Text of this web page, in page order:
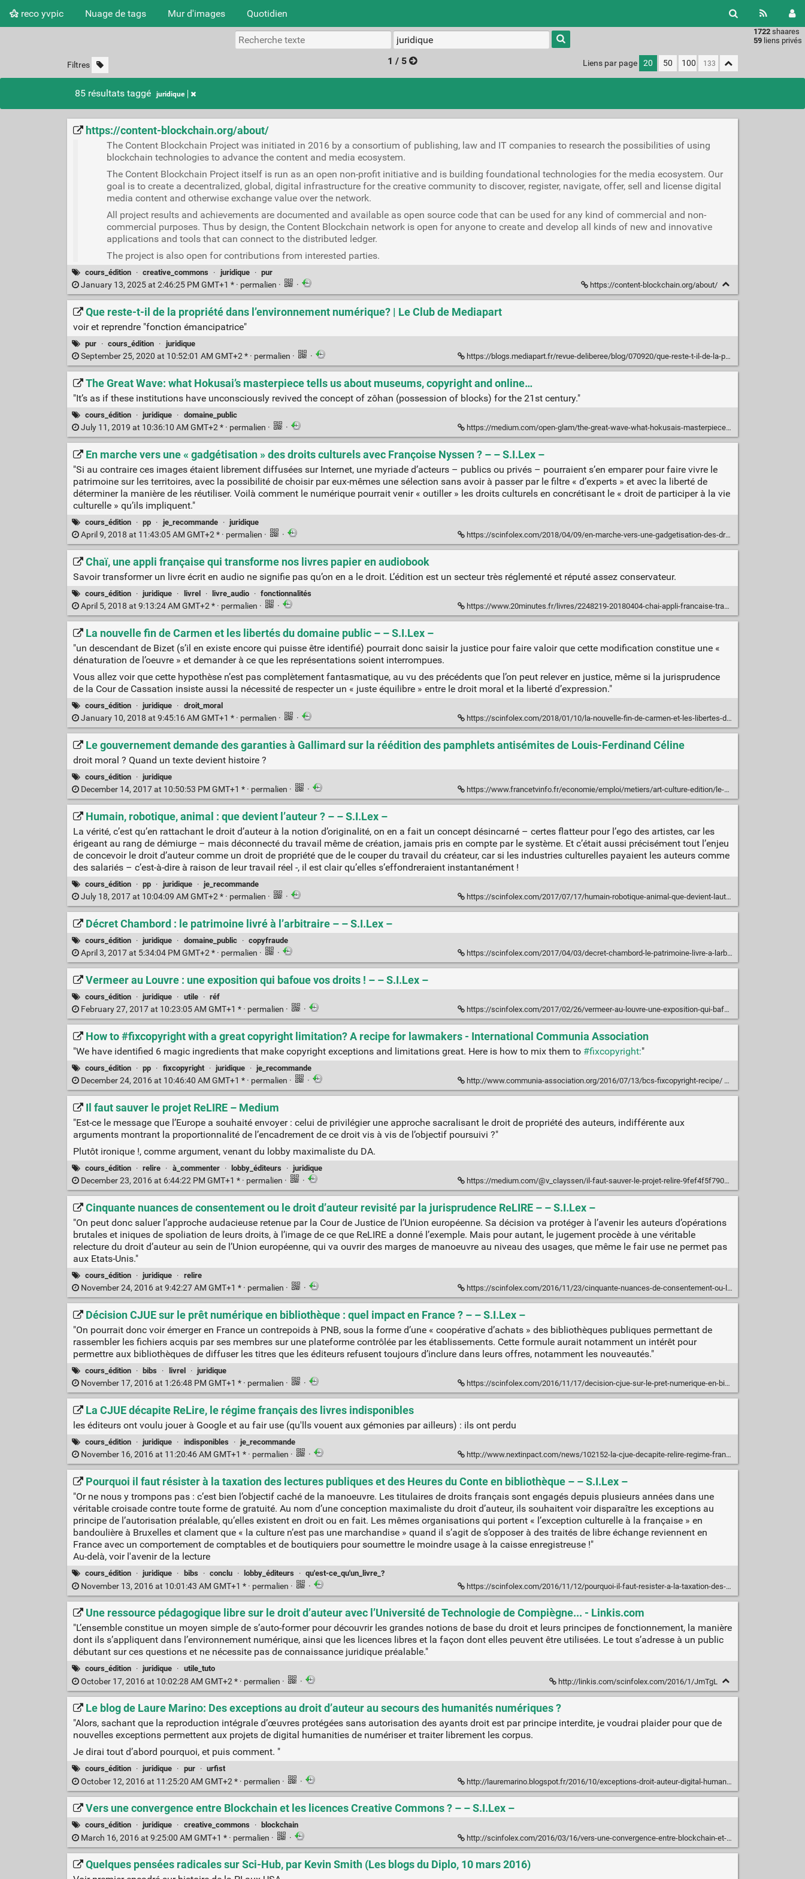
reco yvpic Nuage de tags Mur d'images Quotidien
1722 shaares
59 liens privés
Type 1 or
more
characters
results.
Filtres 1 / 5 Liens par page 20 50 100
85 résultats taggé juridique
https://content-blockchain.org/about/
The Content Blockchain Project was initiated in 2016 by a consortium of publishing, law and IT companies to research the possibilities of using
blockchain technologies to advance the content and media ecosystem.
The Content Blockchain Project itself is run as an open non-profit initiative and is building foundational technologies for the media ecosystem. Our
goal is to create a decentralized, global, digital infrastructure for the creative community to discover, register, navigate, offer, sell and license digital
media content and otherwise exchange value over the network.
All project results and achievements are documented and available as open source code that can be used for any kind of commercial and non-
commercial purposes. Thus by design, the Content Blockchain network is open for anyone to create and develop all kinds of new and innovative
applications and tools that can connect to the distributed ledger.
The project is also open for contributions from interested parties.
cours_édition · creative_commons · juridique · pur
January 13, 2025 at 2:46:25 PM GMT+1 * · permalien · · https://content-blockchain.org/about/
Que reste-t-il de la propriété dans l’environnement numérique? | Le Club de Mediapart
voir et reprendre "fonction émancipatrice"
pur · cours_édition · juridique
September 25, 2020 at 10:52:01 AM GMT+2 * · permalien · · https://blogs.mediapart.fr/revue-deliberee/blog/070920/que-reste-t-il-de-la-propriete-dans-l-environnement-numerique?fbclid=IwAR22sTKHE-Otn1H9QQiNCylMYmOyU8yoPMdLlHtXiOknfYMRPusqCzCwgqU
The Great Wave: what Hokusai’s masterpiece tells us about museums, copyright and online…
"It’s as if these institutions have unconsciously revived the concept of zôhan (possession of blocks) for the 21st century."
cours_édition · juridique · domaine_public
July 11, 2019 at 10:36:10 AM GMT+2 * · permalien · · https://medium.com/open-glam/the-great-wave-what-hokusais-masterpiece-tells-us-about-museums-copyright-and-online-da0f25bd4ed2
En marche vers une « gadgétisation » des droits culturels avec Françoise Nyssen ? – – S.I.Lex –
"Si au contraire ces images étaient librement diffusées sur Internet, une myriade d’acteurs – publics ou privés – pourraient s’en emparer pour faire vivre le
patrimoine sur les territoires, avec la possibilité de choisir par eux-mêmes une sélection sans avoir à passer par le filtre « d’experts » et avec la liberté de
déterminer la manière de les réutiliser. Voilà comment le numérique pourrait venir « outiller » les droits culturels en concrétisant le « droit de participer à la vie
culturelle » qu’ils impliquent."
cours_édition · pp · je_recommande · juridique
April 9, 2018 at 11:43:05 AM GMT+2 * · permalien · · https://scinfolex.com/2018/04/09/en-marche-vers-une-gadgetisation-des-droits-culturels-avec-francoise-nyssen/
Chaï, une appli française qui transforme nos livres papier en audiobook
Savoir transformer un livre écrit en audio ne signifie pas qu’on en a le droit. L’édition est un secteur très réglementé et réputé assez conservateur.
cours_édition · juridique · livrel · livre_audio · fonctionnalités
April 5, 2018 at 9:13:24 AM GMT+2 * · permalien · · https://www.20minutes.fr/livres/2248219-20180404-chai-appli-francaise-transforme-livres-papier-audiobook
La nouvelle fin de Carmen et les libertés du domaine public – – S.I.Lex –
"un descendant de Bizet (s’il en existe encore qui puisse être identifié) pourrait donc saisir la justice pour faire valoir que cette modification constitue une «
dénaturation de l’oeuvre » et demander à ce que les représentations soient interrompues.
Vous allez voir que cette hypothèse n’est pas complètement fantasmatique, au vu des précédents que l’on peut relever en justice, même si la jurisprudence
de la Cour de Cassation insiste aussi la nécessité de respecter un « juste équilibre » entre le droit moral et la liberté d’expression."
cours_édition · juridique · droit_moral
January 10, 2018 at 9:45:16 AM GMT+1 * · permalien · · https://scinfolex.com/2018/01/10/la-nouvelle-fin-de-carmen-et-les-libertes-du-domaine-public/
Le gouvernement demande des garanties à Gallimard sur la réédition des pamphlets antisémites de Louis-Ferdinand Céline
droit moral ? Quand un texte devient histoire ?
cours_édition · juridique
December 14, 2017 at 10:50:53 PM GMT+1 * · permalien · · https://www.francetvinfo.fr/economie/emploi/metiers/art-culture-edition/le-gouvernement-demande-des-garanties-a-galimard-sur-la-reedition-des-pamphlets-antisemites-de-celine_2514739.html
Humain, robotique, animal : que devient l’auteur ? – – S.I.Lex –
La vérité, c’est qu’en rattachant le droit d’auteur à la notion d’originalité, on en a fait un concept désincarné – certes flatteur pour l’ego des artistes, car les
érigeant au rang de démiurge – mais déconnecté du travail même de création, jamais pris en compte par le système. Et c’était aussi précisément tout l’enjeu
de concevoir le droit d’auteur comme un droit de propriété que de le couper du travail du créateur, car si les industries culturelles payaient les auteurs comme
des salariés – c’est-à-dire à raison de leur travail réel -, il est clair qu’elles s’effondreraient instantanément !
cours_édition · pp · juridique · je_recommande
July 18, 2017 at 10:04:09 AM GMT+2 * · permalien · · https://scinfolex.com/2017/07/17/humain-robotique-animal-que-devient-lauteur/
Décret Chambord : le patrimoine livré à l’arbitraire – – S.I.Lex –
cours_édition · juridique · domaine_public · copyfraude
April 3, 2017 at 5:34:04 PM GMT+2 * · permalien · · https://scinfolex.com/2017/04/03/decret-chambord-le-patrimoine-livre-a-larbitraire/
Vermeer au Louvre : une exposition qui bafoue vos droits ! – – S.I.Lex –
cours_édition · juridique · utile · réf
February 27, 2017 at 10:23:05 AM GMT+1 * · permalien · · https://scinfolex.com/2017/02/26/vermeer-au-louvre-une-exposition-qui-bafoue-vos-droits/
How to #fixcopyright with a great copyright limitation? A recipe for lawmakers - International Communia Association
"We have identified 6 magic ingredients that make copyright exceptions and limitations great. Here is how to mix them to #fixcopyright:"
cours_édition · pp · fixcopyright · juridique · je_recommande
December 24, 2016 at 10:46:40 AM GMT+1 * · permalien · · http://www.communia-association.org/2016/07/13/bcs-fixcopyright-recipe/
Il faut sauver le projet ReLIRE – Medium
"Est-ce le message que l’Europe a souhaité envoyer : celui de privilégier une approche sacralisant le droit de propriété des auteurs, indifférente aux
arguments montrant la proportionnalité de l’encadrement de ce droit vis à vis de l’objectif poursuivi ?"
Plutôt ironique !, comme argument, venant du lobby maximaliste du DA.
cours_édition · relire · à_commenter · lobby_éditeurs · juridique
December 23, 2016 at 6:44:22 PM GMT+1 * · permalien · · https://medium.com/@v_clayssen/il-faut-sauver-le-projet-relire-9fef4f5f7907#.wakfs2ldm
Cinquante nuances de consentement ou le droit d’auteur revisité par la jurisprudence ReLIRE – – S.I.Lex –
"On peut donc saluer l’approche audacieuse retenue par la Cour de Justice de l’Union européenne. Sa décision va protéger à l’avenir les auteurs d’opérations
brutales et iniques de spoliation de leurs droits, à l’image de ce que ReLIRE a donné l’exemple. Mais pour autant, le jugement procède à une véritable
relecture du droit d’auteur au sein de l’Union européenne, qui va ouvrir des marges de manoeuvre au niveau des usages, que même le fair use ne permet pas
aux Etats-Unis."
cours_édition · juridique · relire
November 24, 2016 at 9:42:27 AM GMT+1 * · permalien · · https://scinfolex.com/2016/11/23/cinquante-nuances-de-consentement-ou-le-droit-dauteur-revisite-par-la-jurisprudence-relire/
Décision CJUE sur le prêt numérique en bibliothèque : quel impact en France ? – – S.I.Lex –
"On pourrait donc voir émerger en France un contrepoids à PNB, sous la forme d’une « coopérative d’achats » des bibliothèques publiques permettant de
rassembler les fichiers acquis par ses membres sur une plateforme contrôlée par les établissements. Cette formule aurait notamment un intérêt pour
permettre aux bibliothèques de diffuser les titres que les éditeurs refusent toujours d’inclure dans leurs offres, notamment les nouveautés."
cours_édition · bibs · livrel · juridique
November 17, 2016 at 1:26:48 PM GMT+1 * · permalien · · https://scinfolex.com/2016/11/17/decision-cjue-sur-le-pret-numerique-en-bibliotheque-quel-impact-en-france/
La CJUE décapite ReLire, le régime français des livres indisponibles
les éditeurs ont voulu jouer à Google et au fair use (qu'lls vouent aux gémonies par ailleurs) : ils ont perdu
cours_édition · juridique · indisponibles · je_recommande
November 16, 2016 at 11:20:46 AM GMT+1 * · permalien · · http://www.nextinpact.com/news/102152-la-cjue-decapite-relire-regime-francais-livres-indisponibles.htm
Pourquoi il faut résister à la taxation des lectures publiques et des Heures du Conte en bibliothèque – – S.I.Lex –
"Or ne nous y trompons pas : c’est bien l’objectif caché de la manoeuvre. Les titulaires de droits français sont engagés depuis plusieurs années dans une
véritable croisade contre toute forme de gratuité. Au nom d’une conception maximaliste du droit d’auteur, ils souhaitent voir disparaître les exceptions au
principe de l’autorisation préalable, qu’elles existent en droit ou en fait. Les mêmes organisations qui portent « l’exception culturelle à la française » en
bandoulière à Bruxelles et clament que « la culture n’est pas une marchandise » quand il s’agit de s’opposer à des traités de libre échange reviennent en
France avec un comportement de comptables et de boutiquiers pour soumettre le moindre usage à la caisse enregistreuse !"
Au-delà, voir l'avenir de la lecture
cours_édition · juridique · bibs · conclu · lobby_éditeurs · qu'est-ce_qu'un_livre_?
November 13, 2016 at 10:01:43 AM GMT+1 * · permalien · · https://scinfolex.com/2016/11/12/pourquoi-il-faut-resister-a-la-taxation-des-lectures-publiques-et-des-heures-du-conte-en-bibliotheque/
Une ressource pédagogique libre sur le droit d’auteur avec l’Université de Technologie de Compiègne... - Linkis.com
"L’ensemble constitue un moyen simple de s’auto-former pour découvrir les grandes notions de base du droit et leurs principes de fonctionnement, la manière
dont ils s’appliquent dans l’environnement numérique, ainsi que les licences libres et la façon dont elles peuvent être utilisées. Le tout s’adresse à un public
débutant sur ces questions et ne nécessite pas de connaissance juridique préalable."
cours_édition · juridique · utile_tuto
October 17, 2016 at 10:02:28 AM GMT+2 * · permalien · · http://linkis.com/scinfolex.com/2016/1/JmTgL
Le blog de Laure Marino: Des exceptions au droit d’auteur au secours des humanités numériques ?
"Alors, sachant que la reproduction intégrale d’œuvres protégées sans autorisation des ayants droit est par principe interdite, je voudrai plaider pour que de
nouvelles exceptions permettent aux projets de digital humanities de numériser et traiter librement les corpus.
Je dirai tout d’abord pourquoi, et puis comment. "
cours_édition · juridique · pur · urfist
October 12, 2016 at 11:25:20 AM GMT+2 * · permalien · · http://lauremarino.blogspot.fr/2016/10/exceptions-droit-auteur-digital-humanities.html
Vers une convergence entre Blockchain et les licences Creative Commons ? – – S.I.Lex –
cours_édition · juridique · creative_commons · blockchain
March 16, 2016 at 9:25:00 AM GMT+1 * · permalien · · http://scinfolex.com/2016/03/16/vers-une-convergence-entre-blockchain-et-les-licences-creative-commons/
Quelques pensées radicales sur Sci-Hub, par Kevin Smith (Les blogs du Diplo, 10 mars 2016)